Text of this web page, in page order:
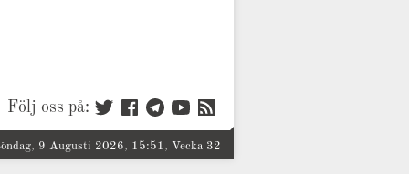
Följ oss på:
9 Augusti 2026, 15:51, Vecka 32